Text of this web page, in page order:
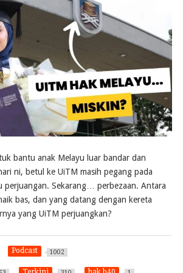
bantu anak Melayu luar bandar dan
ni, betul ke UiTM masih pegang pada
perjuangan. Sekarang… perbezaan. Antara
bas, dan yang datang dengan kereta
yang UiTM perjuangkan?
Podcast 1002